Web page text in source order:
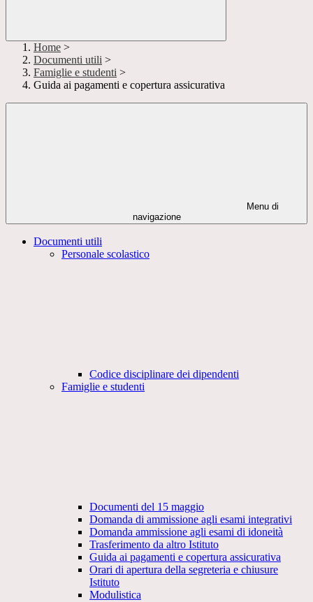
Home >
Documenti utili >
Famiglie e studenti >
Guida ai pagamenti e copertura assicurativa
Menu di
navigazione
Documenti utili
Personale scolastico
Codice disciplinare dei dipendenti
Famiglie e studenti
Documenti del 15 maggio
Domanda di ammissione agli esami integrativi
Domanda ammissione agli esami di idoneità
Trasferimento da altro Istituto
Guida ai pagamenti e copertura assicurativa
Orari di apertura della segreteria e chiusure
Istituto
Modulistica